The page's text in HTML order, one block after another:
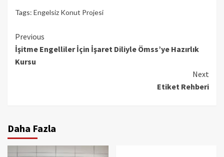
Tags: Engelsiz Konut Projesi
Continue
Reading
Previous
İşitme Engelliler İçin İşaret Diliyle Ömss’ye Hazırlık
Kursu
Next
Etiket Rehberi
Daha Fazla